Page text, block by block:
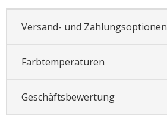
Versand- und Zahlungsoptionen
Farbtemperaturen
Geschäftsbewertung